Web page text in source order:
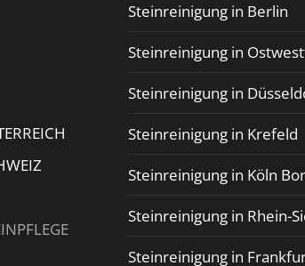
Steinreinigung in Berlin
Steinreinigung in
Steinreinigung in
Steinreinigung in Krefeld
Steinreinigung in Köln
Steinreinigung in Rhein-
Steinreinigung in